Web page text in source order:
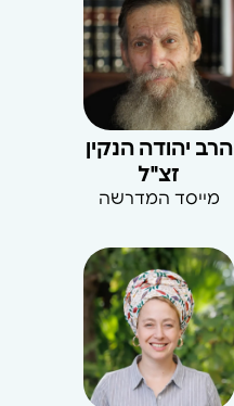
הרב יהודה הנקין
זצ"ל
מייסד המדרשה